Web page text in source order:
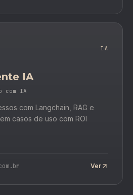
IA
IA
com IA
com Langchain, RAG e
casos de uso com ROI
Ver